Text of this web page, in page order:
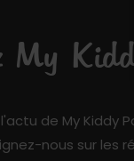
My
de My Kiddy
nous sur les